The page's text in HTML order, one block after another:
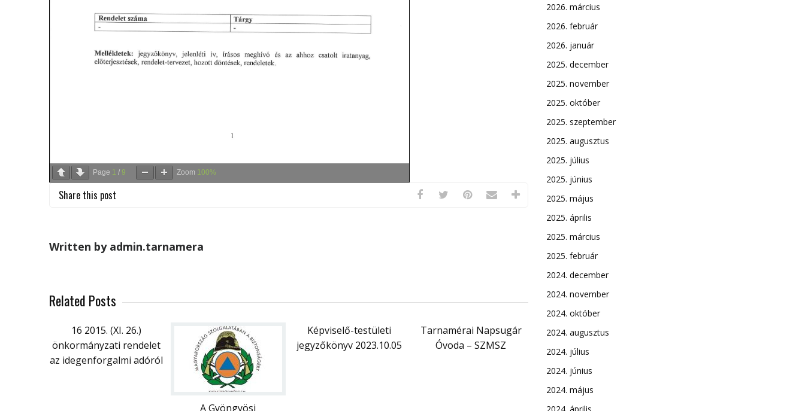
Page 1 / 9 Zoom 100%
Share this post
Written by admin.tarnamera
Related Posts
16 2015. (XI. 26.)
önkormányzati rendelet
az idegenforgalmi adóról
A Gyöngyösi
Képviselő-testületi
jegyzőkönyv 2023.10.05
Tarnamérai Napsugár
Óvoda – SZMSZ
2026. március
2026. február
2026. január
2025. december
2025. november
2025. október
2025. szeptember
2025. augusztus
2025. július
2025. június
2025. május
2025. április
2025. március
2025. február
2024. december
2024. november
2024. október
2024. augusztus
2024. július
2024. június
2024. május